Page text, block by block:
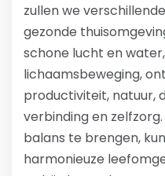
zullen we
gezonde
schone lucht en
lichaamsbeweging,
productiviteit, natuur,
verbinding en
balans te brengen,
harmonieuze